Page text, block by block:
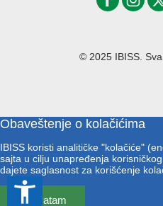
© 2025 IBISS.
Obaveštenje o kolačićima
IBISS koristi analitičke "kolačiće"
sajta u cilju unapređenja
dajete saglasnost za korišćenje
Prihvatam
accessibility_new